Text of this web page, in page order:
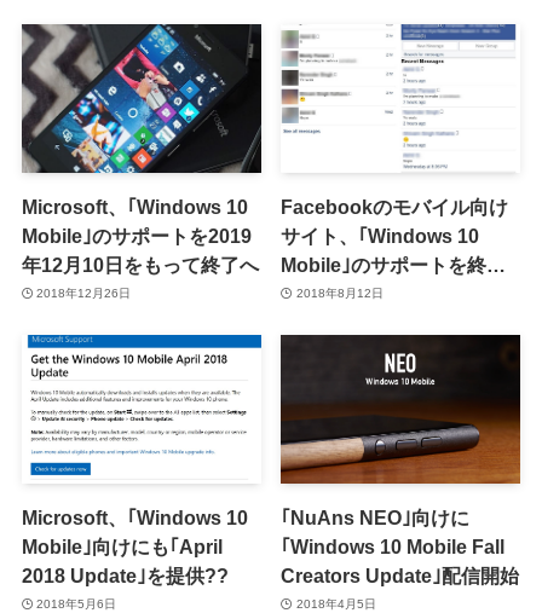
能
Microsoft、｢Windows 10
Mobile｣のサポートを2019
年12月10日をもって終了へ
2018年12月26日
Facebookのモバイル向け
サイト、｢Windows 10
Mobile｣のサポートを終了
か2018年8月12日
Microsoft、｢Windows 10
Mobile｣向けにも｢April
2018 Update｣を提供??
2018年5月6日
｢NuAns NEO｣向けに
｢Windows 10 Mobile Fall
Creators Update｣配信開始
2018年4月5日